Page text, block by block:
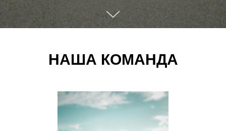
НАША КОМАНДА